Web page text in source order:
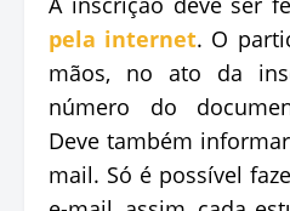
pela internet. O
mãos, no ato da
número do
Deve também
mail. Só é possível